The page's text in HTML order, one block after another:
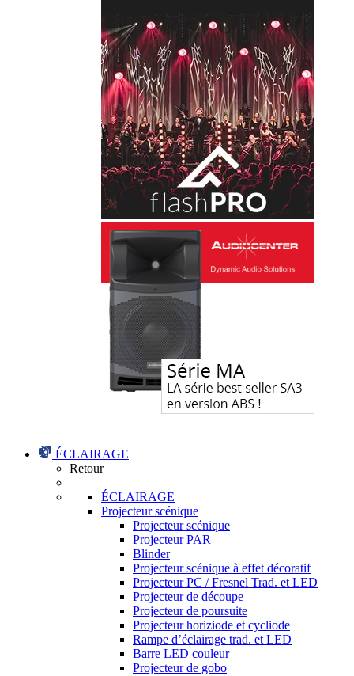
ÉCLAIRAGE
Retour
ÉCLAIRAGE
Projecteur scénique
Projecteur scénique
Projecteur PAR
Blinder
Projecteur scénique à effet décoratif
Projecteur PC / Fresnel Trad. et LED
Projecteur de découpe
Projecteur de poursuite
Projecteur horiziode et cycliode
Rampe d’éclairage trad. et LED
Barre LED couleur
Projecteur de gobo